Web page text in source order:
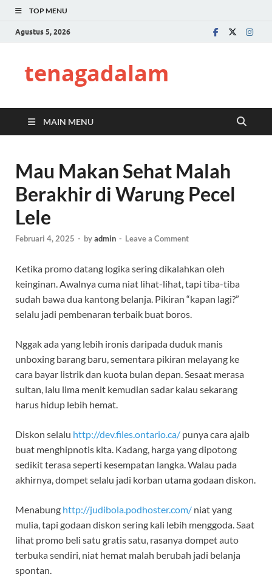
TOP MENU
Agustus 5, 2026
tenagadalam
MAIN MENU
Mau Makan Sehat Malah
Berakhir di Warung Pecel
Lele
Februari 4, 2025 - byadmin - Leave a Comment
Ketika promo datang logika sering dikalahkan oleh
keinginan. Awalnya cuma niat lihat-lihat, tapi tiba-tiba
sudah bawa dua kantong belanja. Pikiran “kapan lagi?”
selalu jadi pembenaran terbaik buat boros.
Nggak ada yang lebih ironis daripada duduk manis
unboxing barang baru, sementara pikiran melayang ke
cara bayar listrik dan kuota bulan depan. Sesaat merasa
sultan, lalu lima menit kemudian sadar kalau sekarang
harus hidup lebih hemat.
Diskon selalu http://dev.files.ontario.ca/ punya cara ajaib
buat menghipnotis kita. Kadang, harga yang dipotong
sedikit terasa seperti kesempatan langka. Walau pada
akhirnya, dompet selalu jadi korban utama godaan diskon.
Menabung http://judibola.podhoster.com/ niat yang
mulia, tapi godaan diskon sering kali lebih menggoda. Saat
lihat promo beli satu gratis satu, rasanya dompet auto
terbuka sendiri, niat hemat malah berubah jadi belanja
spontan.